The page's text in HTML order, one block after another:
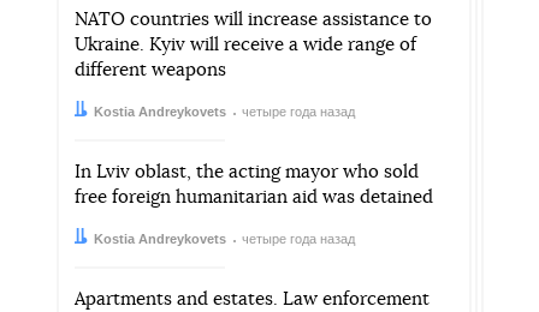
NATO countries will increase assistance to
Ukraine. Kyiv will receive a wide range of
different weapons
Автор:Kostia Andreykovets
Дата: четыре года назад
In Lviv oblast, the acting mayor who sold
free foreign humanitarian aid was detained
Автор:Kostia Andreykovets
Дата: четыре года назад
Apartments and estates. Law enforcement